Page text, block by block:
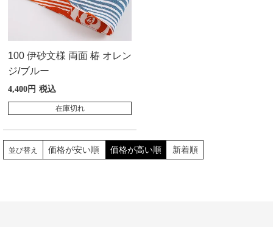
100 伊砂文様 両面 椿 オレン
ジ/ブルー
4,400 税込
在庫切れ
並び替え 価格が安い順 価格が高い順 新着順